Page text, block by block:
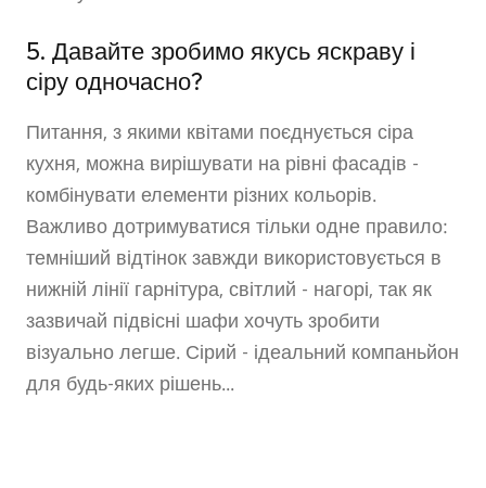
5. Давайте зробимо якусь яскраву і
сіру одночасно?
Питання, з якими квітами поєднується сіра
кухня, можна вирішувати на рівні фасадів -
комбінувати елементи різних кольорів.
Важливо дотримуватися тільки одне правило:
темніший відтінок завжди використовується в
нижній лінії гарнітура, світлий - нагорі, так як
зазвичай підвісні шафи хочуть зробити
візуально легше. Сірий - ідеальний компаньйон
для будь-яких рішень...